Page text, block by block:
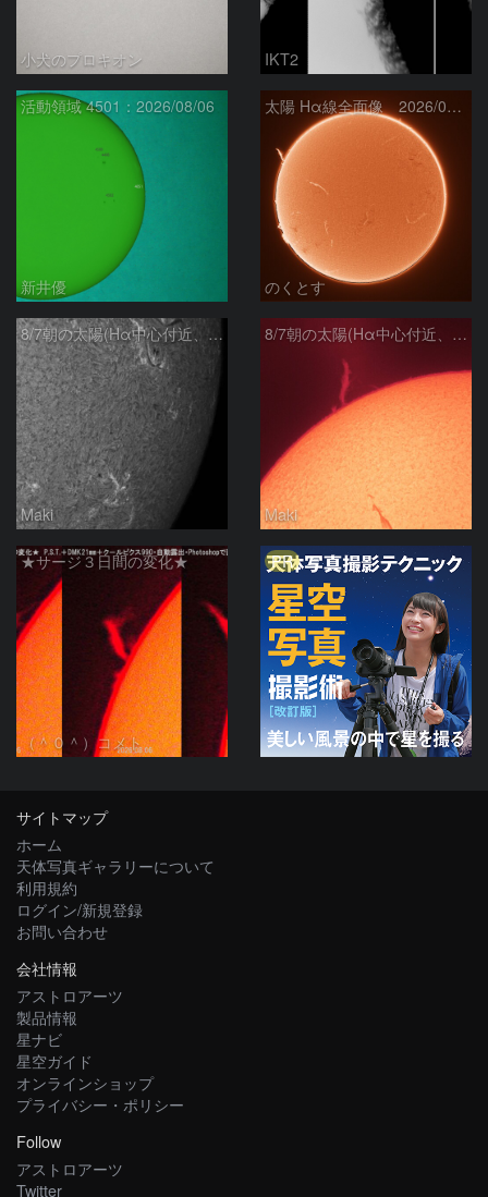
小犬のプロキオン IKT2
活動領域 4501：2026/08/06
新井優
太陽 Hα線全面像 2026/08/07
のくとす
8/7朝の太陽(Hα中心付近、4498、4502付近)
Maki
8/7朝の太陽(Hα中心付近、プロミネンス)
Maki
★サージ３日間の変化★
（＾０＾）コメト
PR
サイトマップ
ホーム
天体写真ギャラリーについて
利用規約
ログイン/新規登録
お問い合わせ
会社情報
アストロアーツ
製品情報
星ナビ
星空ガイド
オンラインショップ
プライバシー・ポリシー
Follow
アストロアーツ
Twitter